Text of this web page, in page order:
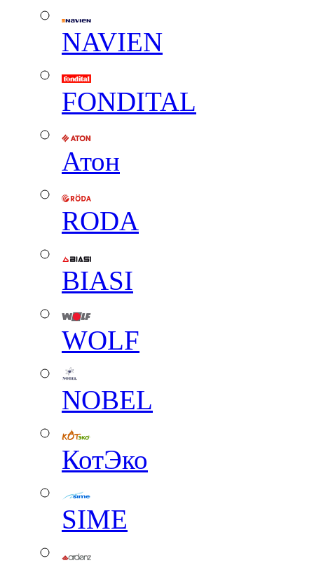
NAVIEN
FONDITAL
Атон
RODA
BIASI
WOLF
NOBEL
КотЭко
SIME